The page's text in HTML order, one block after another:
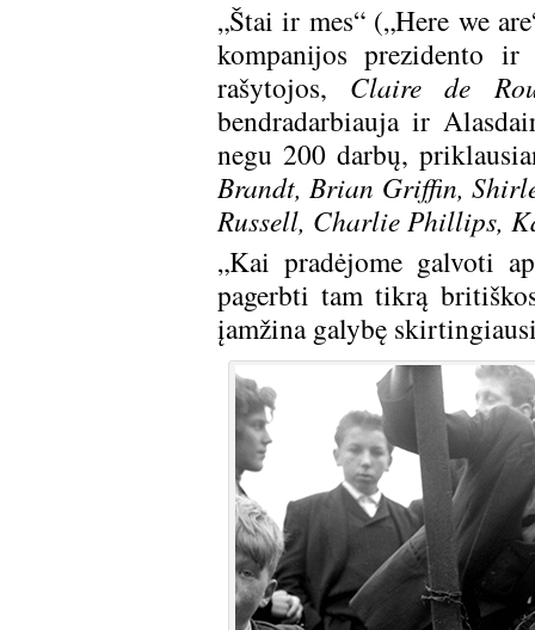
„Štai ir mes“ („Here we
kompanijos prezidento
rašytojos, Claire de
bendradarbiauja ir
negu 200 darbų,
Brandt, Brian Griffin,
Russell, Charlie Phillips,
„Kai pradėjome galvoti
pagerbti tam tikrą
įamžina galybę